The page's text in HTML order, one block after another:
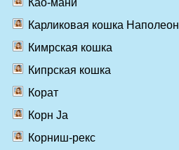
Карликовая кошка Наполеон
Кимрская кошка
Кипрская кошка
Корат
Корн Ja
Корниш-рекс